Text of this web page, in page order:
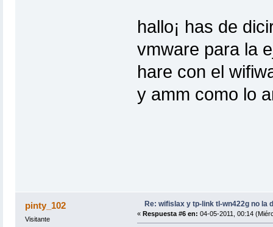
hallo¡ has de
vmware para la
hare con el
y amm como lo
pinty_102
Visitante
Re: wifislax y tp-link tl-wn422g no la
« Respuesta #6 en: 04-05-2011, 00:14